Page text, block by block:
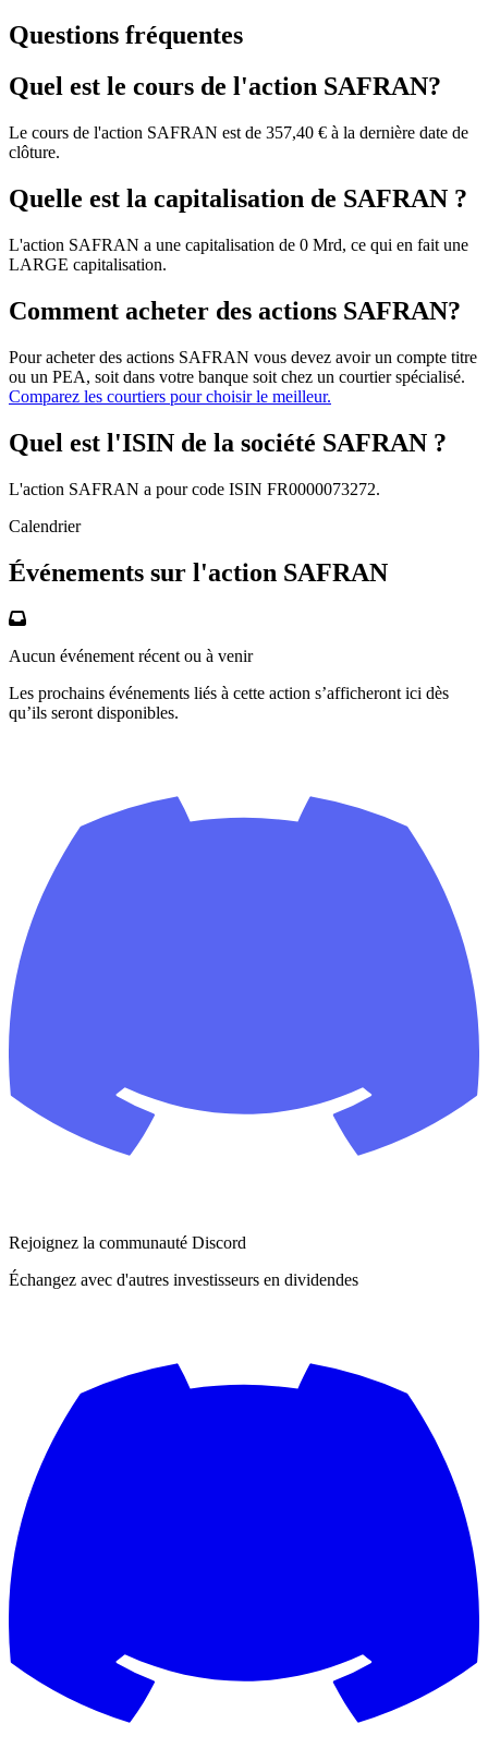
Questions fréquentes
Quel est le cours de l'action SAFRAN?
Le cours de l'action SAFRAN est de 357,40 € à la dernière date de
clôture.
Quelle est la capitalisation de SAFRAN ?
L'action SAFRAN a une capitalisation de 0 Mrd, ce qui en fait une
LARGE capitalisation.
Comment acheter des actions SAFRAN?
Pour acheter des actions SAFRAN vous devez avoir un compte titre
ou un PEA, soit dans votre banque soit chez un courtier spécialisé.
Comparez les courtiers pour choisir le meilleur.
Quel est l'ISIN de la société SAFRAN ?
L'action SAFRAN a pour code ISIN FR0000073272.
Calendrier
Événements sur l'action SAFRAN
Aucun événement récent ou à venir
Les prochains événements liés à cette action s’afficheront ici dès
qu’ils seront disponibles.
Rejoignez la communauté Discord
Échangez avec d'autres investisseurs en dividendes